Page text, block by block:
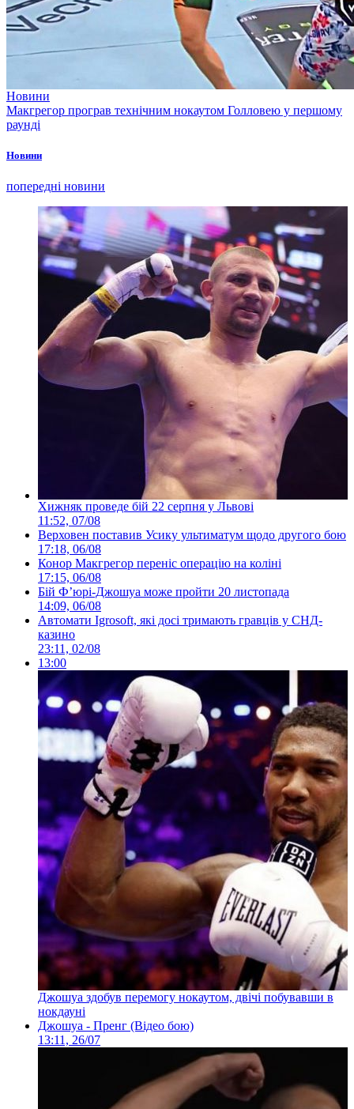
Новини
Макгрегор програв технічним нокаутом Голловею у першому
раунді
Новини
попередні новини
Хижняк проведе бій 22 серпня у Львові
11:52, 07/08
Верховен поставив Усику ультиматум щодо другого бою
17:18, 06/08
Конор Макгрегор переніс операцію на коліні
17:15, 06/08
Бій Ф’юрі-Джошуа може пройти 20 листопада
14:09, 06/08
Автомати Igrosoft, які досі тримають гравців у СНД-
казино
23:11, 02/08
13:00
Джошуа здобув перемогу нокаутом, двічі побувавши в
нокдауні
Джошуа - Пренг (Відео бою)
13:11, 26/07